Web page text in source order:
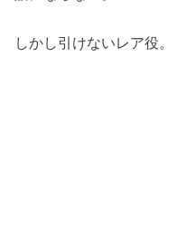
しかし引けないレア役。